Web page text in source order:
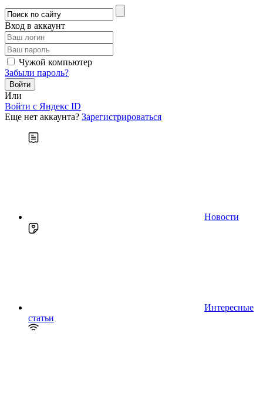
Вход в аккаунт
Чужой компьютер
Забыли пароль?
Или
Войти c Яндекс ID
Еще нет аккаунта? Зарегистрироваться
Новости
Интересные
статьи